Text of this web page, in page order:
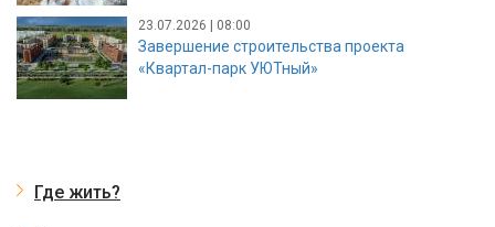
23.07.2026 | 08:00
Завершение строительства проекта
«Квартал-парк УЮТный»
Где жить?